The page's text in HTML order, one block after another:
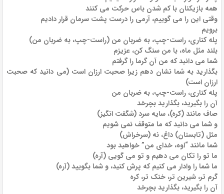
همه بازیکنان با کم شدن باس حرکت می کنند
وقتی این را می گوییم، آرمی را درست پشت سرمان قرار دادیم
برویم
پله کناری، راست-چپ، به ضربان من (راست-چپ، به ضربان من)
بلند مثل ماه، با من سنگ کن، عزیزم
شما می دانید که من آن گرما را گرفتم
بگذارید به شما نشان دهم زیرا صحبت ارزان است (می دانید که صحبت
ارزان است)
پله کناری، راست-چپ، به ضربان من
آن را بگیرید، بگذارید بچرخد
صاف مانند (کره)، سایه سرد (شگفت انگیز)
و شما می دانید که ما متوقف نمی شویم
مثل (تابستان) داغ، نه (سرخراش)
شما مانند “اوه، خدای من” خواهید بود
ما تو را تکان می دهیم و تو می گویی (آره)
ما شما را وادار می کنیم که پرش کنید، و شما بگویید (آره)
گرم تر، شیرین تر، خنک تر، کره
آن را بگیرید، بگذارید بچرخد